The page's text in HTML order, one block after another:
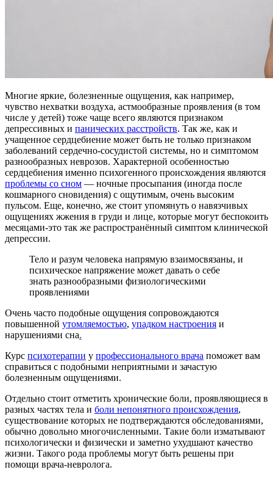
Многие яркие, болезненные ощущения, как например,
чувство нехватки воздуха, астмообразные проявления (в том
числе у детей) тоже чаще всего являются признаком
депрессивных и панических расстройств. Так же, как и
учащенное сердцебиение может быть не только признаком
заболеваний сердечно-сосудистой системы, но и симптомом
разнообразных неврозов. Характерной особенностью
сердцебиения именно психогенного происхождения являются
проблемы со сном — ночные просыпания (иногда после
кошмарного сновидения) с ощутимым, очень высоким
пульсом. Еще, конечно, же стоит упомянуть о навязчивых
ощущениях жжения в груди и лице, которые могут беспокоить
месяцами-это так же распространённый симптом клинической
депрессии.
Тело и разум человека напрямую взаимосвязаны, и
психическое напряжение может давать о себе
знать разнообразными физиологическими
проявлениями
Очень часто подобные ощущения сопровождаются
повышенной утомляемостью, упадком настроения и
нарушениями сна.
Курс психотерапии у профессионального врача поможет вам
справиться с подобными неприятными и зачастую
болезненным ощущениями.
Отдельно стоит отметить хронические боли, проявляющиеся в
разных частях тела и боли непонятного происхождения,
существование которых не подтверждаются обследованиями,
обычно довольно многочисленными. Такие боли изматывают
психологически и физически и заметно ухудшают качество
жизни. Такого рода проблемы могут быть решены при
помощи врача-невролога.